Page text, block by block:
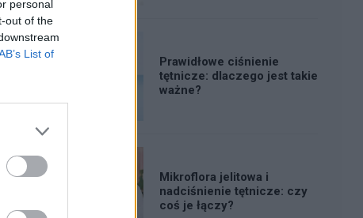
personal
out of the
List of
Prawidłowe ciśnienie
tętnicze: dlaczego jest takie
ważne?
Mikroflora jelitowa i
nadciśnienie tętnicze: czy
coś je łączy?